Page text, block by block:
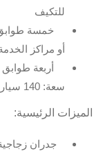
للتكيف
خمسة طوابق
أو مراكز
أربعة
سعة: 140 سيارة
الميزات الرئيسية:
جدران زجاجية